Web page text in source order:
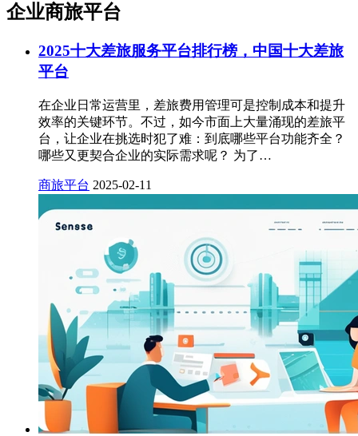
企业商旅平台
2025十大差旅服务平台排行榜，中国十大差旅
平台
在企业日常运营里，差旅费用管理可是控制成本和提升
效率的关键环节。不过，如今市面上大量涌现的差旅平
台，让企业在挑选时犯了难：到底哪些平台功能齐全？
哪些又更契合企业的实际需求呢？ 为了…
商旅平台 2025-02-11